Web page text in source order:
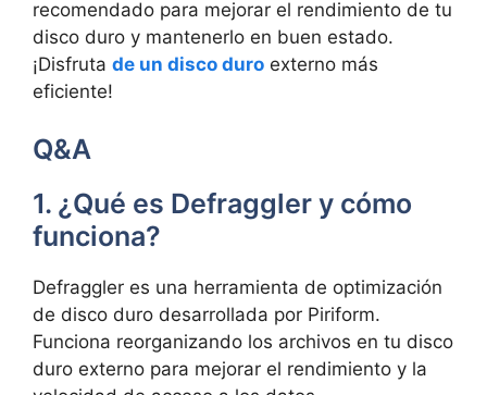
recomendado para mejorar el rendimiento de tu
disco duro y mantenerlo en buen estado.
¡Disfruta de un disco duro externo más
eficiente!
Q&A
1. ¿Qué es Defraggler y cómo
funciona?
Defraggler es una herramienta de optimización
de disco duro desarrollada por Piriform.
Funciona reorganizando los archivos en tu disco
duro externo para mejorar el rendimiento y la